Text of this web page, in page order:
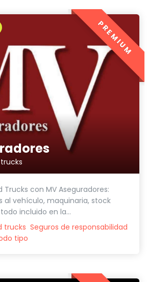
Trucks con MV Aseguradores:
al vehículo, maquinaria, stock
incluido en la...
trucks Seguros de responsabilidad
tipo
PREMIUM